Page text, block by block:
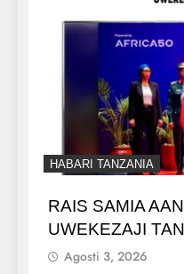
HABARI TANZANIA
RAIS SAMIA
UWEKEZAJI
Agosti 3, 2026